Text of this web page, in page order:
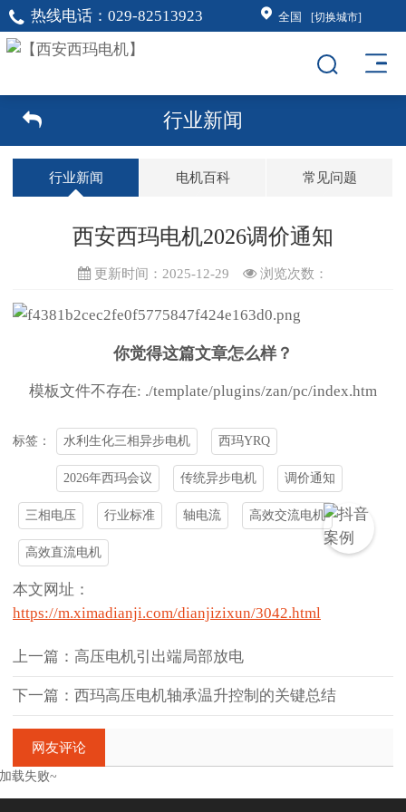
热线电话： 029-82513923 全国 [切换城市]
行业新闻
行业新闻 电机百科 常见问题
西安西玛电机2026调价通知
更新时间：2025-12-29 浏览次数：
你觉得这篇文章怎么样？
模板文件不存在: ./template/plugins/zan/pc/index.htm
标签： 水利生化三相异步电机 西玛YRQ
2026年西玛会议 传统异步电机 调价通知
三相电压 行业标准 轴电流 高效交流电机
高效直流电机
本文网址：
https://m.ximadianji.com/dianjizixun/3042.html
上一篇：高压电机引出端局部放电
下一篇：西玛高压电机轴承温升控制的关键总结
网友评论
加载失败~